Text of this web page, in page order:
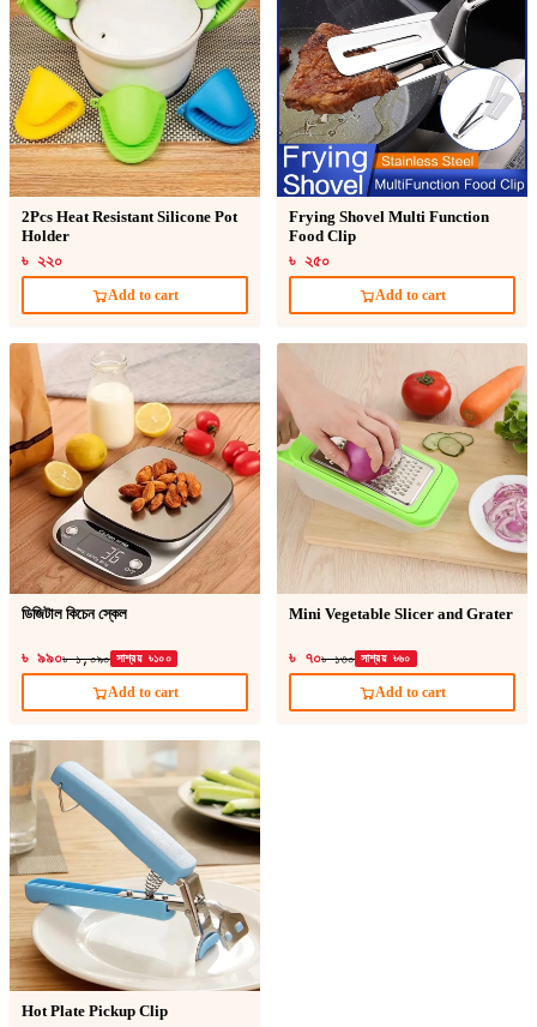
2Pcs Heat Resistant Silicone Pot
Holder
৳ ২২০
Add to cart
Frying Shovel Multi Function
Food Clip
৳ ২৫০
Add to cart
ডিজিটাল কিচেন স্কেল
৳ ৯৯০৳ ১,০৯০ সাশ্রয় ৳১০০
Add to cart
Mini Vegetable Slicer and Grater
৳ ৭০৳ ১৩০ সাশ্রয় ৳৬০
Add to cart
Hot Plate Pickup Clip